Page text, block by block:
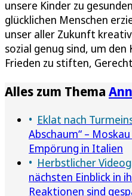
unsere Kinder zu
glücklichen Menschen
unser aller Zukunft
sozial genug sind, um
Frieden zu stiften,
Alles zum Thema
Eklat nach
Abschaum“ –
Empörung in Italien
Herbstlicher
nächsten Einblick in
Reaktionen sind